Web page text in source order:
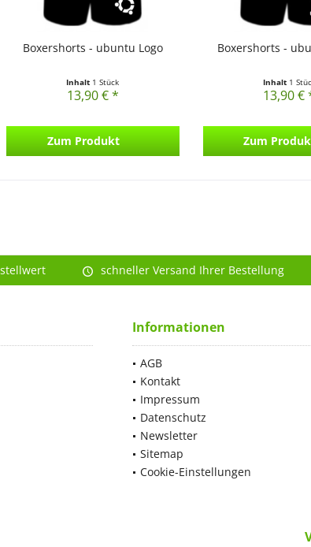
Boxershorts - ubuntu Logo
Inhalt 1 Stück
13,90 € *
Zum Produkt
Boxershorts -
Inhalt 1
13,90 €
Zum
schneller Versand Ihrer Bestellung
Informationen
AGB
Kontakt
Impressum
Datenschutz
Newsletter
Sitemap
Cookie-Einstellungen